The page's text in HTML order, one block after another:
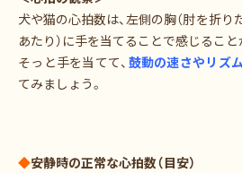
犬や猫の心拍数は、左側の胸（肘を折
あたり）に手を当てることで感じること
そっと手を当てて、 鼓動の速さやリズ
てみましょう。
◆安静時の正常な心拍数（目安）